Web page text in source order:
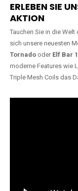
ERLEBEN SIE
AKTION
Tauchen Sie in die Welt
sich unsere neuesten
Tornado oder Elf Bar
moderne Features wie
Triple Mesh Coils das